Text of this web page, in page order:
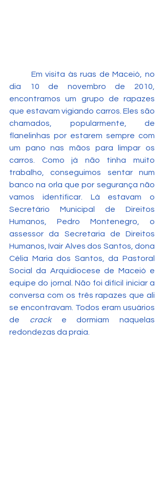
dia 10 de novembro de 2010,
encontramos um grupo de rapazes
que estavam vigiando carros. Eles são
chamados, popularmente, de
flanelinhas por estarem sempre com
um pano nas mãos para limpar os
carros. Como já não tinha muito
trabalho, conseguimos sentar num
banco na orla que por segurança não
vamos identificar. Lá estavam o
Secretário Municipal de Direitos
Humanos, Pedro Montenegro, o
assessor da Secretaria de Direitos
Humanos, Ivair Alves dos Santos, dona
Célia Maria dos Santos, da Pastoral
Social da Arquidiocese de Maceió e
equipe do jornal. Não foi difícil iniciar a
conversa com os três rapazes que ali
se encontravam. Todos eram usuários
de crack e dormiam naquelas
redondezas da praia.